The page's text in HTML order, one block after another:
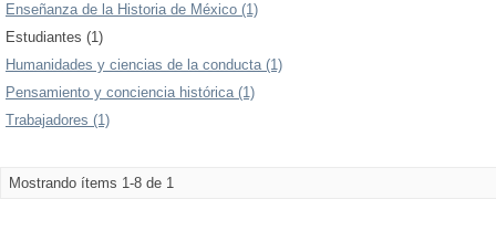
Enseñanza de la Historia de México (1)
Estudiantes (1)
Humanidades y ciencias de la conducta (1)
Pensamiento y conciencia histórica (1)
Trabajadores (1)
Mostrando ítems 1-8 de 1